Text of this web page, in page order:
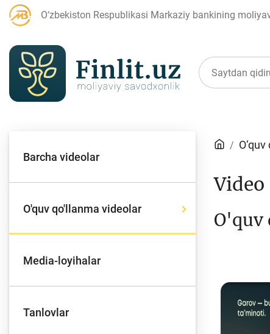
O‘zbekiston Respublikasi Markaziy bankining
To'lov va o'tkazmalar
Barcha videolar
O'quv qo'llanma videolar
Media-loyihalar
Tanlovlar
Video
O'quv